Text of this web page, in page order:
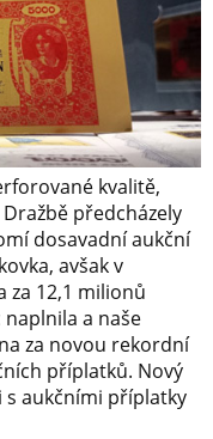
kvalitě,
předcházely
dosavadní aukční
avšak v
za 12,1 milionů
naplnila a naše
za novou rekordní
příplatků. Nový
s aukčními příplatky